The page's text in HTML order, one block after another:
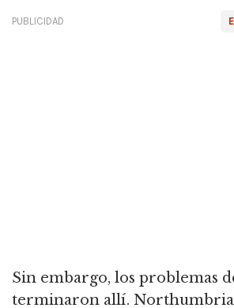
PUBLICIDAD
Sin embargo, los problemas
terminaron allí.